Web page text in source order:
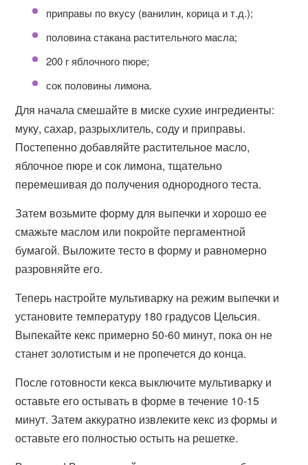
приправы по вкусу (ванилин, корица и т.д.);
половина стакана растительного масла;
200 г яблочного пюре;
сок половины лимона.
Для начала смешайте в миске сухие ингредиенты:
муку, сахар, разрыхлитель, соду и приправы.
Постепенно добавляйте растительное масло,
яблочное пюре и сок лимона, тщательно
перемешивая до получения однородного теста.
Затем возьмите форму для выпечки и хорошо ее
смажьте маслом или покройте пергаментной
бумагой. Выложите тесто в форму и равномерно
разровняйте его.
Теперь настройте мультиварку на режим выпечки и
установите температуру 180 градусов Цельсия.
Выпекайте кекс примерно 50-60 минут, пока он не
станет золотистым и не пропечется до конца.
После готовности кекса выключите мультиварку и
оставьте его остывать в форме в течение 10-15
минут. Затем аккуратно извлеките кекс из формы и
оставьте его полностью остыть на решетке.